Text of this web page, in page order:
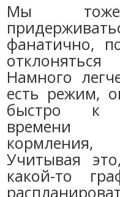
Мы тоже
фанатично,
Намного
есть режим,
быстро к
времени
Учитывая
какой-то